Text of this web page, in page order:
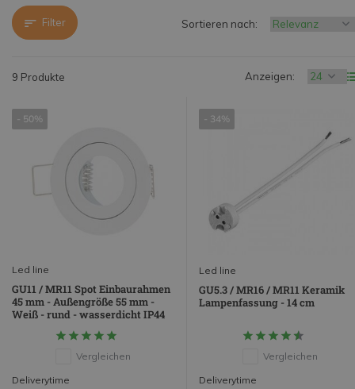
Filter
9 Produkte Anzeigen:
Sortieren nach:
- 50%
Led line
GU11 / MR11 Spot Einbaurahmen
45 mm - Außengröße 55 mm -
Weiß - rund - wasserdicht IP44
Vergleichen
Deliverytime
- 34%
Led line
GU5.3 / MR16 / MR11 Keramik
Lampenfassung - 14 cm
Vergleichen
Deliverytime